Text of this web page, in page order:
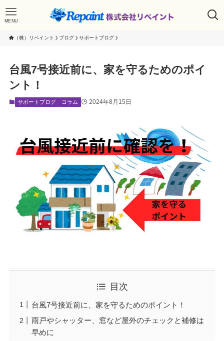
MENU
（株）リペイント ブログ サポートブログ
台風7号接近前に、家を守るためのポイ
ント！
サポートブログ コラム 2024年8月15日
目次
台風7号接近前に、家を守るためのポイント！
雨戸やシャッター、窓など屋外のチェックと補修は
早めに